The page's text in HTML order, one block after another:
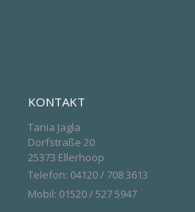
KONTAKT
Tania Jagla
Dorfstraße 20
25373 Ellerhoop
Telefon: 04120 / 708 3613
Mobil: 01520 / 527 5947